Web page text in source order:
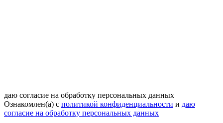
даю согласие на обработку персональных данных
Ознакомлен(а) с политикой конфиденциальности и даю
согласие на обработку персональных данных